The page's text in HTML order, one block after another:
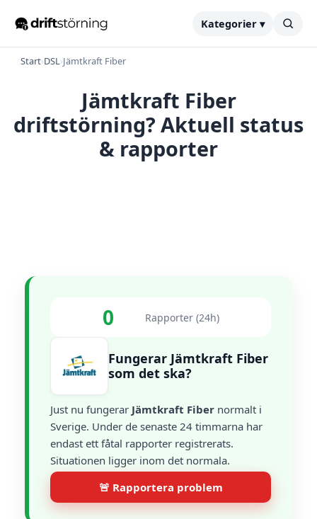
Kategorier ▾
Start›DSL›Jämtkraft Fiber
Jämtkraft Fiber
driftstörning? Aktuell status
& rapporter
0 Rapporter (24h)
Fungerar Jämtkraft Fiber
som det ska?
Just nu fungerar Jämtkraft Fiber normalt i
Sverige. Under de senaste 24 timmarna har
endast ett fåtal rapporter registrerats.
Situationen ligger inom det normala.
🚨 Rapportera problem